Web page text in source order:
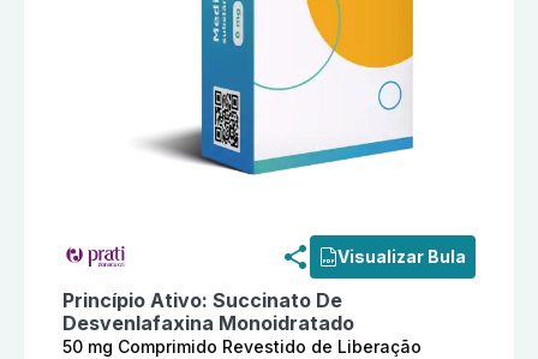
Visualizar Bula
Princípio Ativo: Succinato De
Desvenlafaxina Monoidratado
50 mg Comprimido Revestido de Liberação